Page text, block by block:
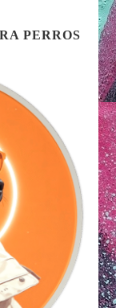
PERROS